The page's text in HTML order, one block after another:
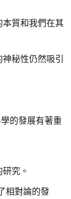
質和我們在其
秘性仍然吸引
的發展有著重
究。
相對論的發